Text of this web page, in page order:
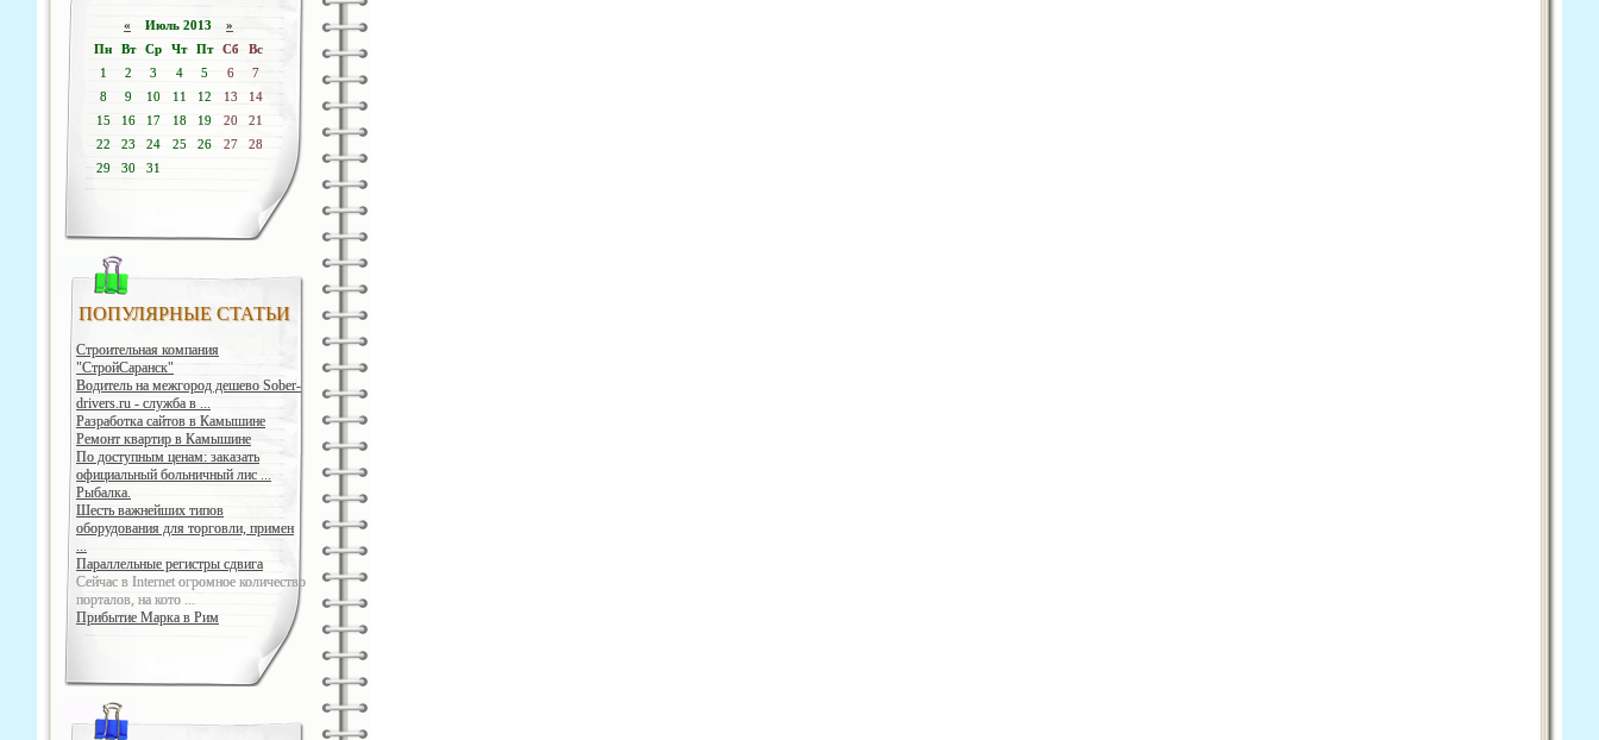
« Июль 2013 »
Пн
Вт Ср Чт Пт Сб
Вс
1
2 3 4 5 6
7
8
9 10 11 12 13
14
15
16 17 18 19 20
21
22
23 24 25 26 27
28
29
30 31
ПОПУЛЯРНЫЕ СТАТЬИ
Строительная компания
"СтройСаранск"
Водитель на межгород дешево Sober-
drivers.ru - служба в ...
Разработка сайтов в Камышине
Ремонт квартир в Камышине
По доступным ценам: заказать
официальный больничный лис ...
Рыбалка.
Шесть важнейших типов
оборудования для торговли, примен
...
Параллельные регистры сдвига
Сейчас в Internet огромное количество
порталов, на кото ...
Прибытие Марка в Рим